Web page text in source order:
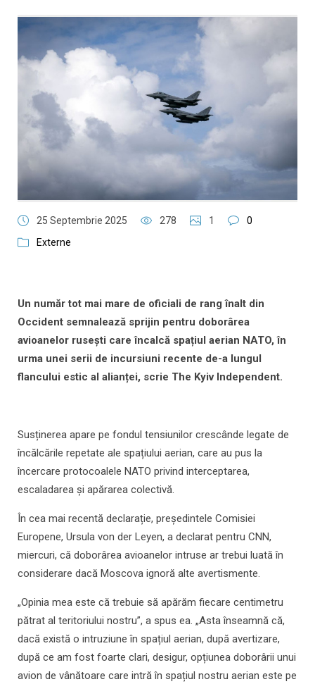
25 Septembrie 2025 278 1
0
Externe
Un număr tot mai mare de oficiali de rang înalt din
Occident semnalează sprijin pentru doborârea
avioanelor rusești care încalcă spațiul aerian NATO, în
urma unei serii de incursiuni recente de-a lungul
flancului estic al alianței, scrie The Kyiv Independent.
Susținerea apare pe fondul tensiunilor crescânde legate de
încălcările repetate ale spațiului aerian, care au pus la
încercare protocoalele NATO privind interceptarea,
escaladarea și apărarea colectivă.
În cea mai recentă declarație, președintele Comisiei
Europene, Ursula von der Leyen, a declarat pentru CNN,
miercuri, că doborârea avioanelor intruse ar trebui luată în
considerare dacă Moscova ignoră alte avertismente.
„Opinia mea este că trebuie să apărăm fiecare centimetru
pătrat al teritoriului nostru”, a spus ea. „Asta înseamnă că,
dacă există o intruziune în spațiul aerian, după avertizare,
după ce am fost foarte clari, desigur, opțiunea doborârii unui
avion de vânătoare care intră în spațiul nostru aerian este pe